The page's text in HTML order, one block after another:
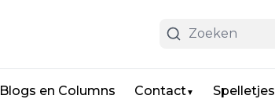
Blogs en Columns Contact▼ Spelletjes